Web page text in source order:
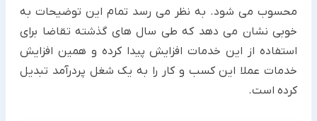
محسوب می شود. به نظر می رسد تمام این توضیحات به
خوبی نشان می دهد که طی سال های گذشته تقاضا برای
استفاده از این خدمات افزایش پیدا کرده و همین افزایش
خدمات عملا این کسب و کار را به یک شغل پردرآمد تبدیل
کرده است.